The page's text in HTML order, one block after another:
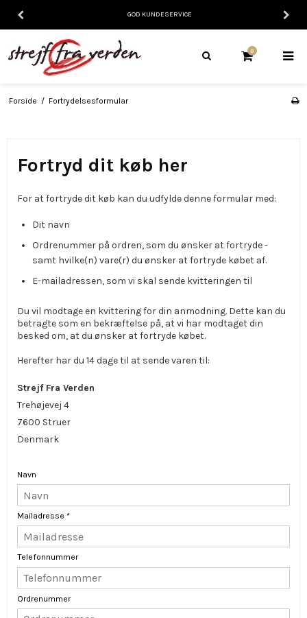
GOD KUNDESERVICE
0
Forside / Fortrydelsesformular
Fortryd dit køb her
For at fortryde dit køb kan du udfylde denne formular med:
Dit navn
Ordrenummer på ordren, som du ønsker at fortryde -
samt hvilke(n) vare(r) du ønsker at fortryde købet af.
E-mailadressen, som vi skal sende kvitteringen til
Du vil modtage en kvittering for din anmodning. Dette kan du
betragte som en bekræftelse på, at vi har modtaget din
besked om, at du ønsker at fortryde købet.
Herefter har du 14 dage til at sende varen til:
Strejf Fra Verden
Trehøjevej 4
7600 Struer
Denmark
Navn
Mailadresse *
Telefonnummer
Ordrenummer